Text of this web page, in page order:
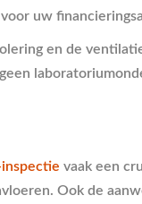
uw
en de
vaak een
Ook de